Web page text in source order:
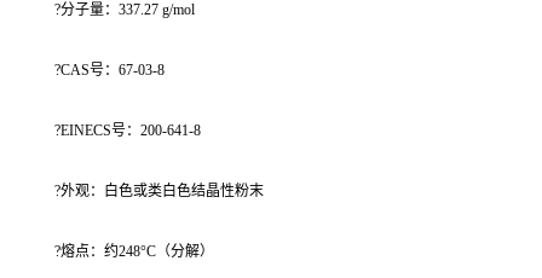
?分子量：337.27 g/mol
?CAS号：67-03-8
?EINECS号：200-641-8
?外观：白色或类白色结晶性粉末
?熔点：约248°C（分解）